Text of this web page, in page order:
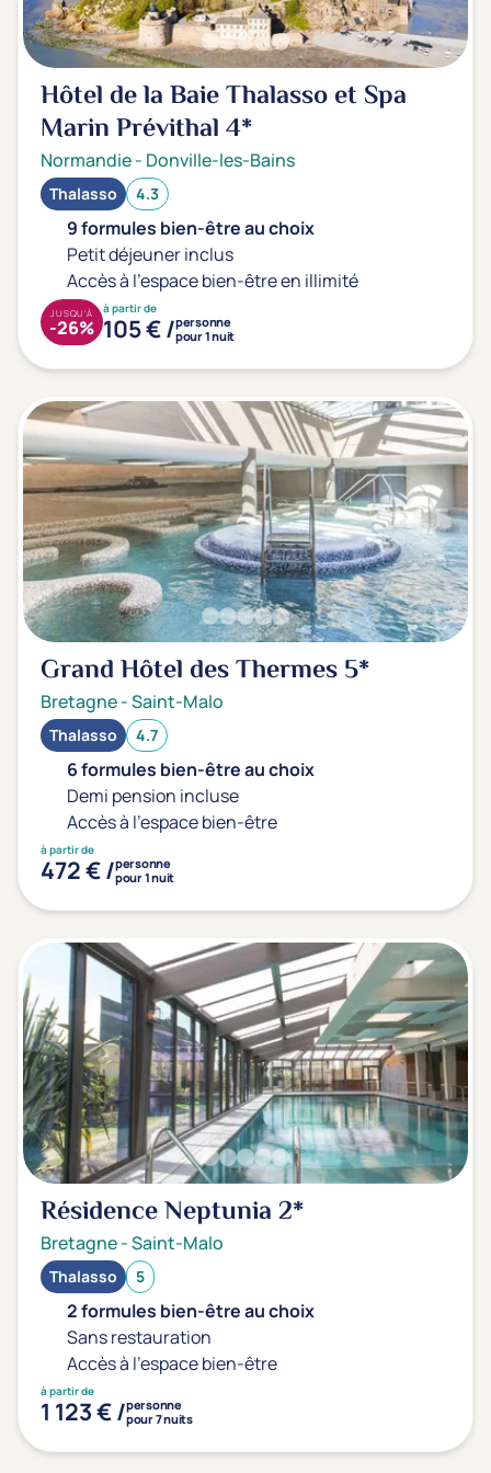
Sport
(0)
Yoga
(0)
Offres spéciales
Vente Flash & Promo
Offres spéciales Solo
Distance de chez vous
Km
Transports & hébergement
Soins sans hébergement
(1)
Offre séjour + vol inclus
(0)
Hôtel de la Baie Thalasso et Spa
Marin Prévithal4*
Normandie- Donville-les-Bains
Thalasso 4.3
9 formules bien-être au choix
Petit déjeuner inclus
Accès à l'espace bien-être en illimité
à partir de
105 € /personne
pour 1 nuit
JUSQU'À
-26%
Grand Hôtel des Thermes5*
Bretagne-Saint-Malo
Thalasso 4.7
6 formules bien-être au choix
Demi pension incluse
Accès à l'espace bien-être
à partir de
472 € /personne
pour 1 nuit
Résidence Neptunia 2*
Bretagne-Saint-Malo
Thalasso 5
2 formules bien-être au choix
Sans restauration
Accès à l'espace bien-être
à partir de
1 123 € /personne
pour 7 nuits